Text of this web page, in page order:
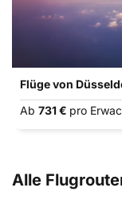
Flüge von
Ab 731 € pro
Alle